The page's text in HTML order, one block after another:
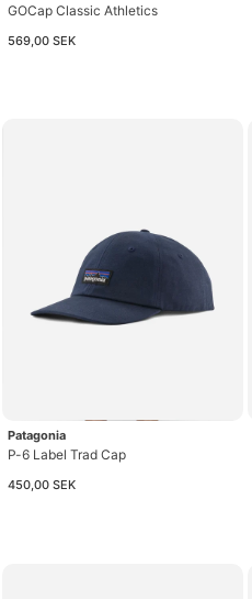
GOCap Classic Athletics
569,00 SEK
Patagonia
P-6 Label Trad Cap
450,00 SEK